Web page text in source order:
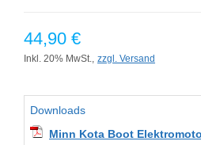
44,90 €
Inkl. 20% MwSt., zzgl. Versand
Downloads
Minn Kota Boot